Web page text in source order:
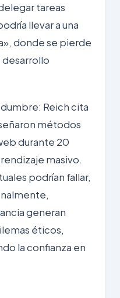
tareas
llevar a una
donde se pierde
desarrollo
Reich cita
métodos
durante 20
masivo.
podrían fallar,
generan
éticos,
la confianza en